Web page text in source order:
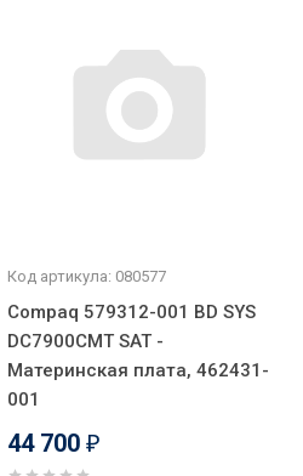
Код артикула: 080577
Compaq 579312-001 BD SYS
DC7900CMT SAT -
Материнская плата, 462431-
001
44 700 ₽